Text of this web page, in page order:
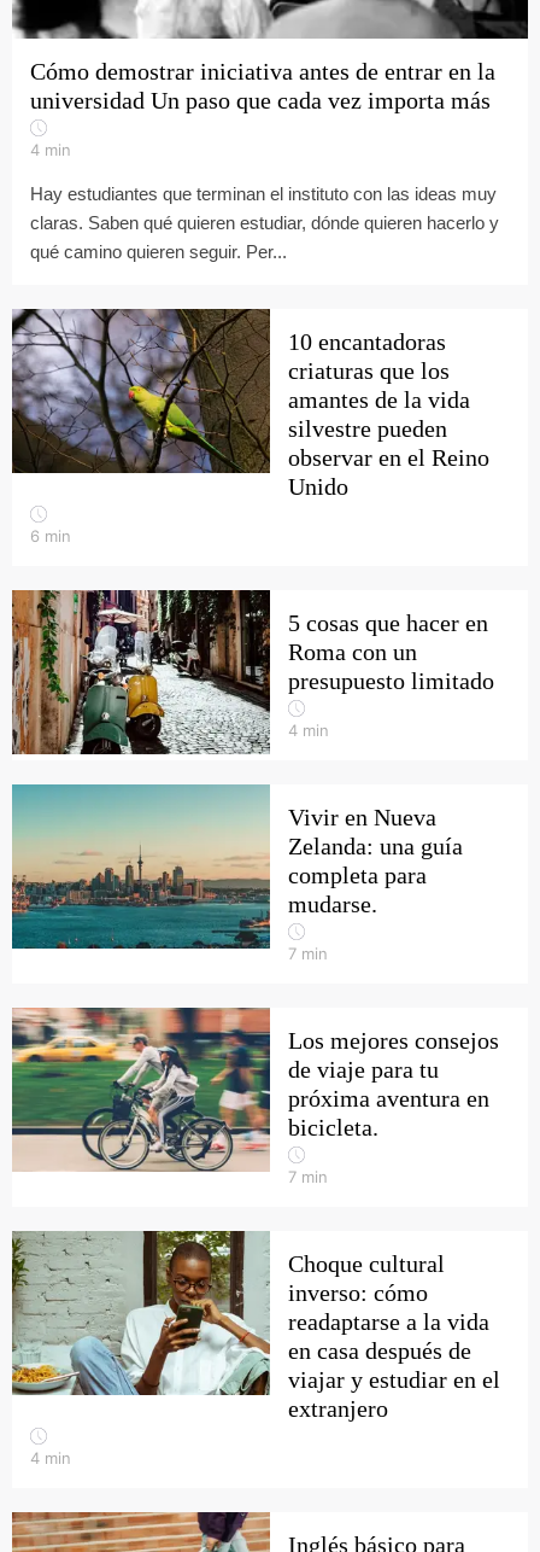
Cómo demostrar iniciativa antes de entrar en la
universidad Un paso que cada vez importa más
4 min
Hay estudiantes que terminan el instituto con las ideas muy
claras. Saben qué quieren estudiar, dónde quieren hacerlo y
qué camino quieren seguir. Per...
10 encantadoras
criaturas que los
amantes de la vida
silvestre pueden
observar en el Reino
Unido
6 min
5 cosas que hacer en
Roma con un
presupuesto limitado
4 min
Vivir en Nueva
Zelanda: una guía
completa para
mudarse.
7 min
Los mejores consejos
de viaje para tu
próxima aventura en
bicicleta.
7 min
Choque cultural
inverso: cómo
readaptarse a la vida
en casa después de
viajar y estudiar en el
extranjero
4 min
Inglés básico para